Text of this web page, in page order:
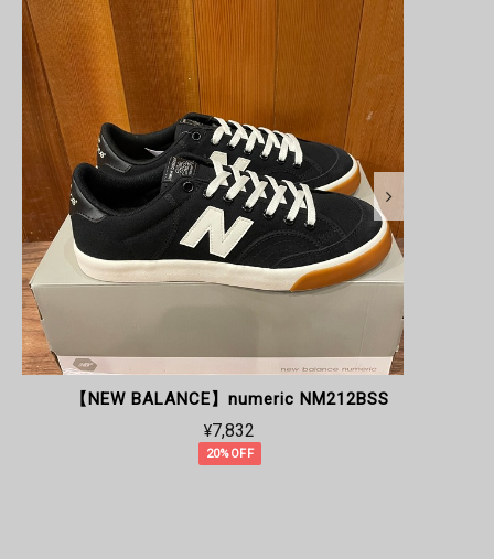
【NEW BALANCE】numeric NM212BSS
¥7,832
20%OFF